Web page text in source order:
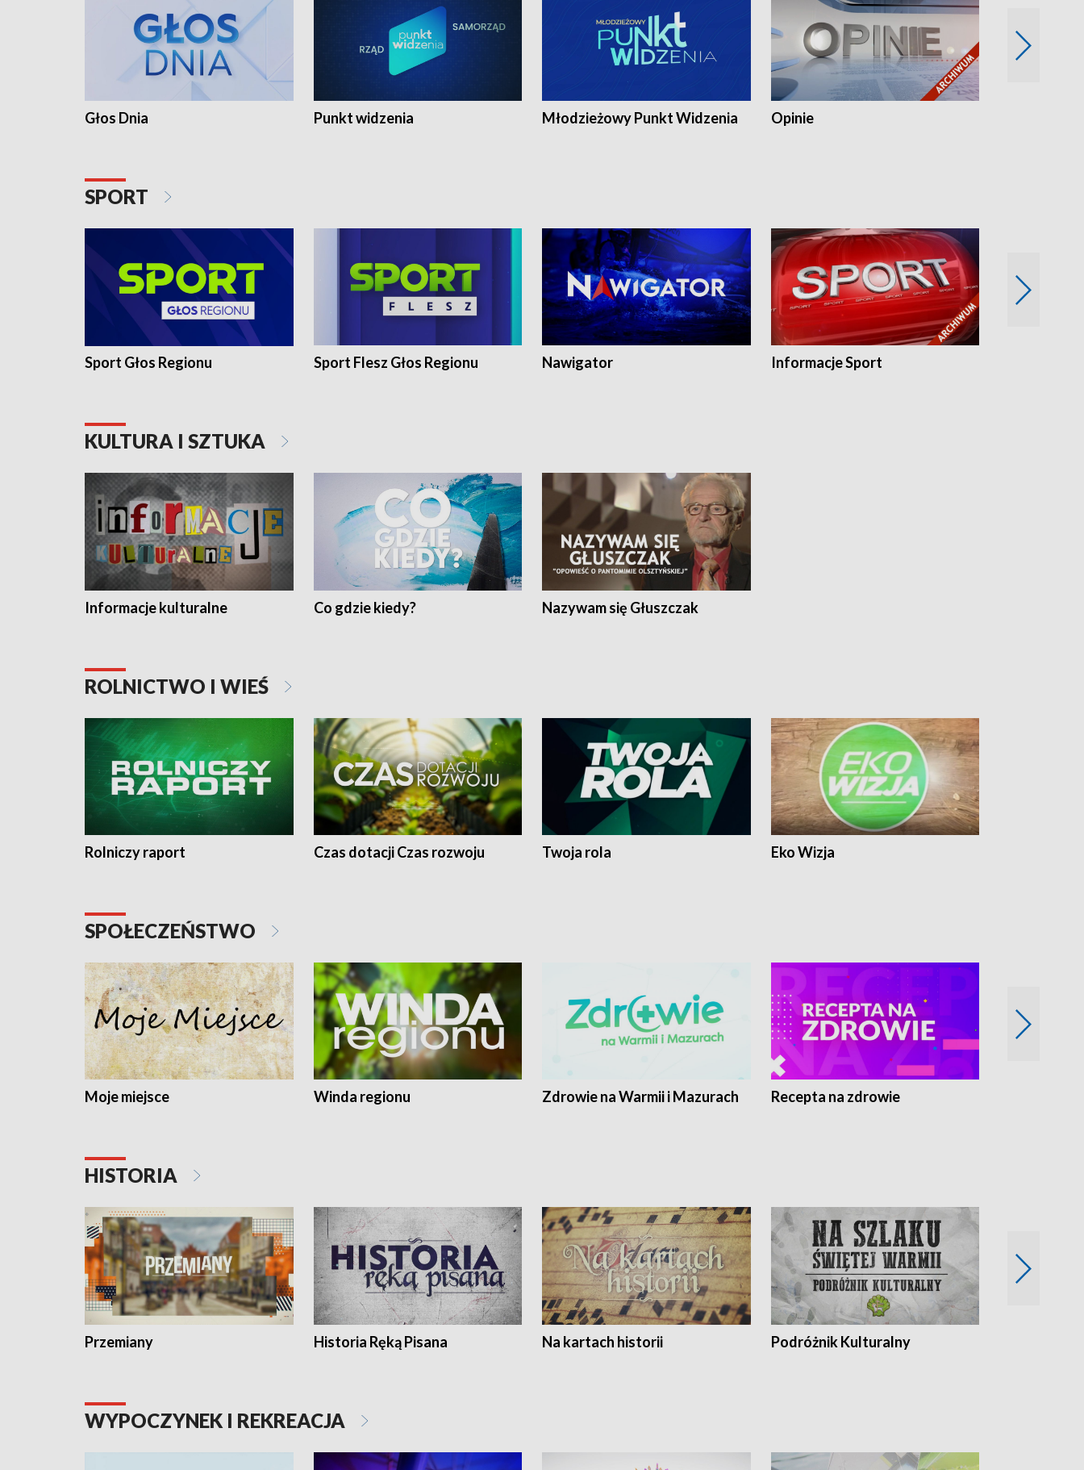
Głos Dnia Punkt widzenia Młodzieżowy Punkt Widzenia Opinie
SPORT
Sport Głos Regionu Sport Flesz Głos Regionu Nawigator Informacje Sport
KULTURA I SZTUKA
Informacje kulturalne Co gdzie kiedy? Nazywam się Głuszczak
ROLNICTWO I WIEŚ
Rolniczy raport Czas dotacji Czas rozwoju Twoja rola Eko Wizja
SPOŁECZEŃSTWO
Moje miejsce Winda regionu Zdrowie na Warmii i Mazurach Recepta na zdrowie
HISTORIA
Przemiany Historia Ręką Pisana Na kartach historii Podróżnik Kulturalny
WYPOCZYNEK I REKREACJA